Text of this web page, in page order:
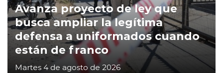
Avanza proyecto de ley que
busca ampliar la legítima
defensa a uniformados cuando
están de franco
Martes 4 de agosto de 2026